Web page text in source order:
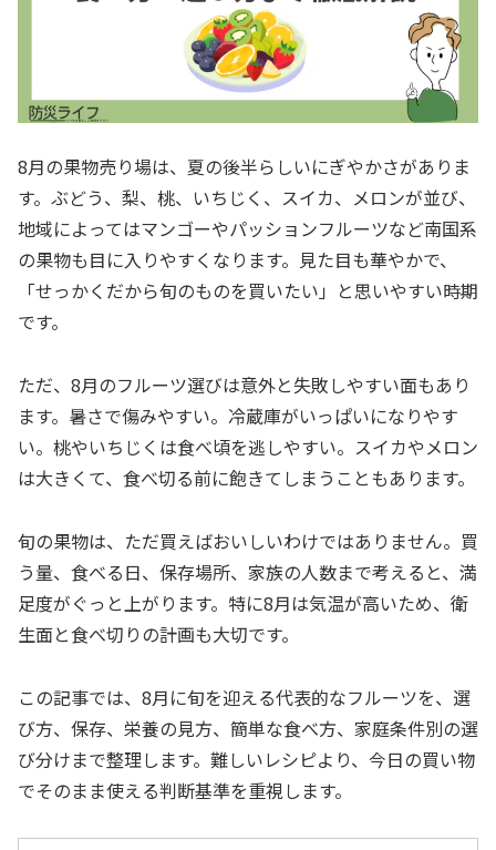
8月の果物売り場は、夏の後半らしいにぎやかさがありま
す。ぶどう、梨、桃、いちじく、スイカ、メロンが並び、
地域によってはマンゴーやパッションフルーツなど南国系
の果物も目に入りやすくなります。見た目も華やかで、
「せっかくだから旬のものを買いたい」と思いやすい時期
です。
ただ、8月のフルーツ選びは意外と失敗しやすい面もあり
ます。暑さで傷みやすい。冷蔵庫がいっぱいになりやす
い。桃やいちじくは食べ頃を逃しやすい。スイカやメロン
は大きくて、食べ切る前に飽きてしまうこともあります。
旬の果物は、ただ買えばおいしいわけではありません。買
う量、食べる日、保存場所、家族の人数まで考えると、満
足度がぐっと上がります。特に8月は気温が高いため、衛
生面と食べ切りの計画も大切です。
この記事では、8月に旬を迎える代表的なフルーツを、選
び方、保存、栄養の見方、簡単な食べ方、家庭条件別の選
び分けまで整理します。難しいレシピより、今日の買い物
でそのまま使える判断基準を重視します。